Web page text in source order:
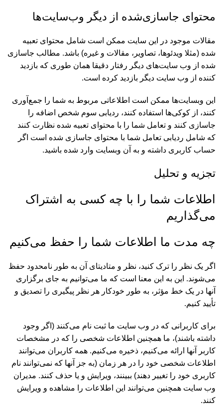
محتوای جاسازی‌شده از دیگر وب‌سایت‌ها
مقالات موجود در این سایت ممکن است شامل محتوای تعبیه
شده (مثلا ویدئوها، تصاویر، مقالات و غیره) باشد. مطالب جاسازی
شده از وب سایت‌های دیگر رفتار دقیقا همان طوری که بازدید
کننده از وب سایت دیگر بازدید کرده است.
این وبسایت‌ها ممکن است اطلاعاتی مربوط به شما را جمع‌آوری
کنند، از کوکی‌ها استفاده کنند، ردیابی سوم شخص اضافه را
جاسازی کنند و تعامل شما را با محتوای تعبیه شده نظارت کنند
که شامل ردیابی تعامل شما با محتوای جاسازی شده است اگر
حساب کاربری داشته و به آن وبسایت وارد شده باشید.
تجزیه و تحلیل
اطلاعات شما را با چه کسی به اشتراک
می‌گذاریم
چه مدت ما اطلاعات شما را حفظ می‌کنیم
اگر یک نظر را ترک کنید، نظر و متادیتای آن به طور نامحدود حفظ
می‌شوند. این به این معنا است که ما می‌توانیم به جای برگزاری
آنها در یک خط مؤثر، به طور خودکار هر نظر پیگیری را تصدیق و
تأیید کنیم.
برای کاربرانی که در وب سایت ما ثبت نام می‌کنند (اگر وجود
داشته باشند)، ما همچنین اطلاعات شخصی را که در مشخصات
کاربر آنها ارائه می‌کنیم، ذخیره می‌کنیم. همه کاربران می‌توانند
اطلاعات شخصی خود را در هر زمان (به جز آنها که نمی‌توانند نام
کاربری خود را تغییر دهند) ببینند، ویرایش و یا حذف کنند. مدیران
وب سایت همچنین می‌توانند این اطلاعات را مشاهده و ویرایش
کنند.